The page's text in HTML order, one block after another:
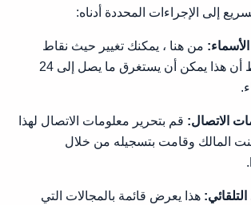
إلى الإجراءات المحددة أدناه:
من هنا ، يمكنك تغيير حيث نقاط
المجال.لاحظ أن هذا يمكن أن يستغرق ما يصل إلى 24
الاتصال: قم بتحرير معلومات الاتصال لهذا
كنت المالك وقامت بتسجيله من خلال
هذا يعرض قائمة بالمجالات التي